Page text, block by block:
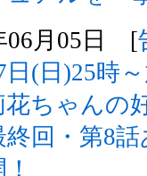
06月05日 [
7日(日)25時
花ちゃん
終回・第8